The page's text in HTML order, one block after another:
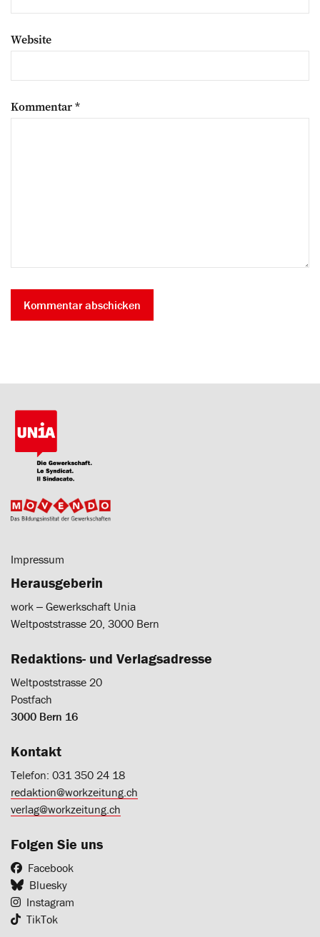
Website
Kommentar*
Impressum
Herausgeberin
work ‒ Gewerkschaft Unia
Weltpoststrasse 20, 3000 Bern
Redaktions- und Verlagsadresse
Weltpoststrasse 20
Postfach
3000 Bern 16
Kontakt
Telefon: 031 350 24 18
redaktion@workzeitung.ch
verlag@workzeitung.ch
Folgen Sie uns
Facebook
Bluesky
Instagram
TikTok